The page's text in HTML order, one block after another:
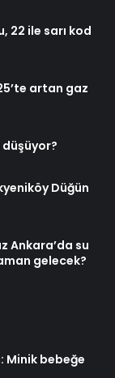
22 ile sarı kod
artan gaz
Düğün
Ankara’da su
gelecek?
Minik bebeğe